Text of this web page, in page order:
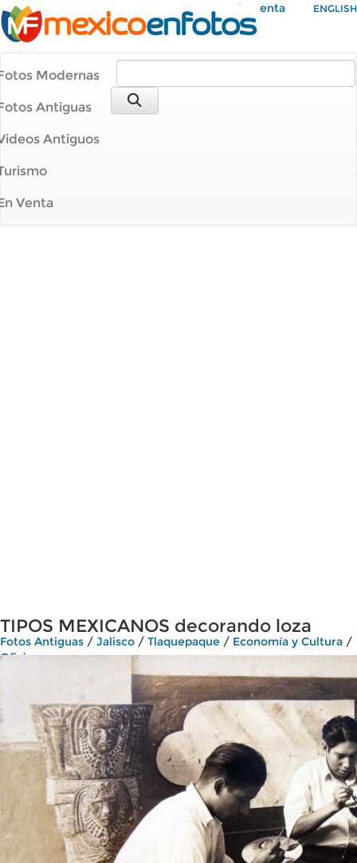
Mi Cuenta ENGLISH
Modernas
Antiguas
Antiguos
Venta
TIPOS MEXICANOS decorando loza
Fotos Antiguas / Jalisco / Tlaquepaque / Economía y Cultura /
Oficios